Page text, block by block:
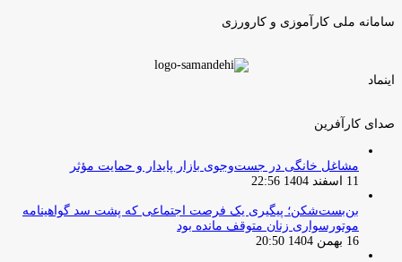
سامانه ملی کارآموزی و کارورزی
اینماد
صدای کارآفرین
مشاغل خانگی در جست‌وجوی بازار پایدار و حمایت مؤثر
11 اسفند 1404 22:56
بن‌بست‌شکن؛ پیگیری یک فرصت اجتماعی که پشت سد گواهینامه
موتورسواری زنان متوقف مانده بود
16 بهمن 1404 20:50